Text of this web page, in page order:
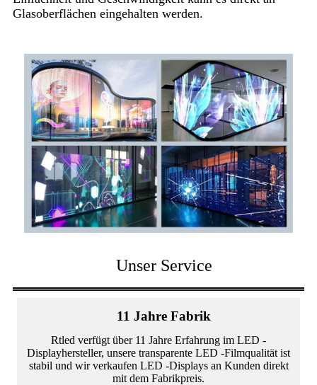
Glasoberflächen eingehalten werden.
Unser Service
11 Jahre Fabrik
Rtled verfügt über 11 Jahre Erfahrung im LED -
Displayhersteller, unsere transparente LED -Filmqualität ist
stabil und wir verkaufen LED -Displays an Kunden direkt
mit dem Fabrikpreis.